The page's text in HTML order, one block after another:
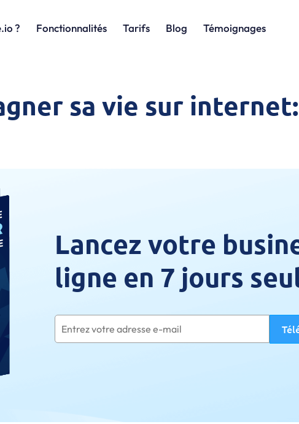
? Fonctionnalités Tarifs Blog Témoignages
sa vie sur
Lancez votre
ligne en 7 jours